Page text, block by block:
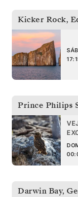
Kicker Rock,
Prince Philips
Darwin Bay,